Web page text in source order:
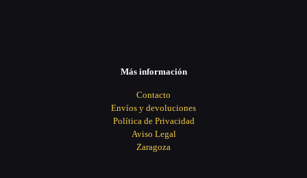
Más información
Contacto
Envíos y devoluciones
Política de Privacidad
Aviso Legal
Zaragoza